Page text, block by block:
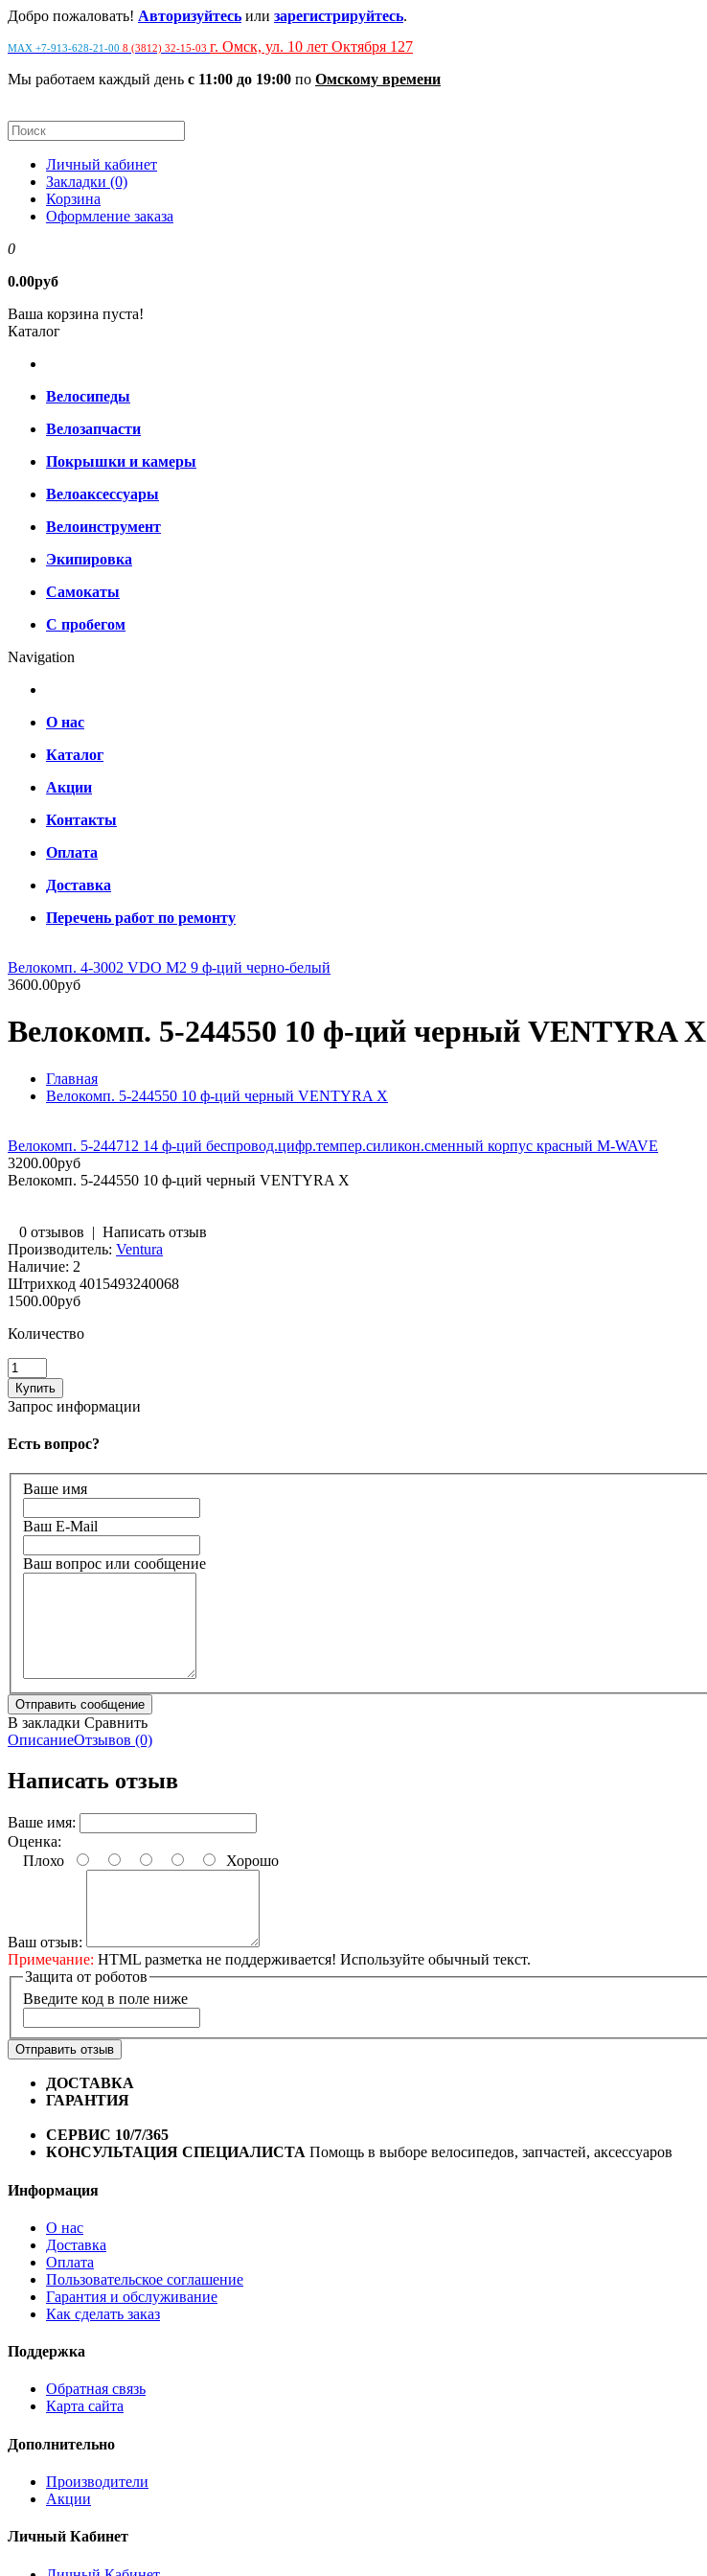
Добро пожаловать! Авторизуйтесь или зарегистрируйтесь.
MAX +7-913-628-21-00 8 (3812) 32-15-03 г. Омск, ул. 10 лет Октября 127
Мы работаем каждый день с 11:00 до 19:00 по Омскому времени
Личный кабинет
Закладки (0)
Корзина
Оформление заказа
0
0.00руб
Ваша корзина пуста!
Каталог
Велосипеды
Велозапчасти
Покрышки и камеры
Велоаксессуары
Велоинструмент
Экипировка
Самокаты
С пробегом
Navigation
О нас
Каталог
Акции
Контакты
Оплата
Доставка
Перечень работ по ремонту
Велокомп. 4-3002 VDO M2 9 ф-ций черно-белый
3600.00руб
Велокомп. 5-244550 10 ф-ций черный VENTYRA X
Главная
Велокомп. 5-244550 10 ф-ций черный VENTYRA X
Велокомп. 5-244712 14 ф-ций беспровод.цифр.темпер.силикон.сменный корпус красный M-WAVE
3200.00руб
Велокомп. 5-244550 10 ф-ций черный VENTYRA X
0 отзывов | Написать отзыв
Производитель: Ventura
Наличие: 2
Штрихкод 4015493240068
1500.00руб
Количество
Запрос информации
Есть вопрос?
Ваше имя
Ваш E-Mail
Ваш вопрос или сообщение
В закладки Сравнить
ОписаниеОтзывов (0)
Написать отзыв
Ваше имя:
Оценка:
Плохо
Хорошо
Ваш отзыв:
Примечание: HTML разметка не поддерживается! Используйте обычный текст.
Защита от роботов
Введите код в поле ниже
Отправить отзыв
ДОСТАВКА
ГАРАНТИЯ
СЕРВИС 10/7/365
КОНСУЛЬТАЦИЯ СПЕЦИАЛИСТА Помощь в выборе велосипедов, запчастей, аксессуаров
Информация
О нас
Доставка
Оплата
Пользовательское соглашение
Гарантия и обслуживание
Как сделать заказ
Поддержка
Обратная связь
Карта сайта
Дополнительно
Производители
Акции
Личный Кабинет